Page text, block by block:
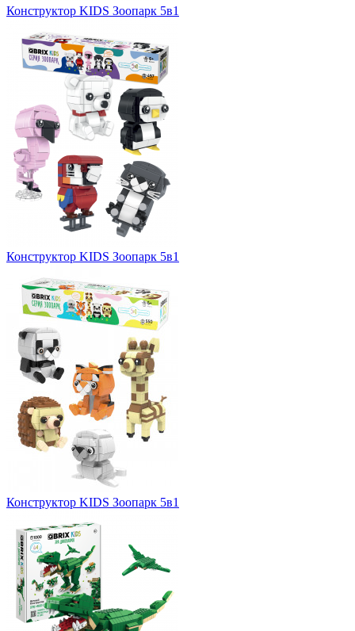
Конструктор KIDS Зоопарк 5в1
Конструктор KIDS Зоопарк 5в1
Конструктор KIDS Зоопарк 5в1